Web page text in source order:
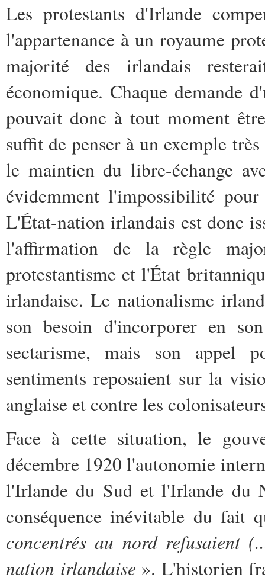
Les protestants d'Irlande
l'appartenance à un royaume
majorité des irlandais
économique. Chaque demande
pouvait donc à tout moment
suffit de penser à un exemple
le maintien du libre-échange
évidemment l'impossibilité
L'État-nation irlandais est donc
l'affirmation de la règle
protestantisme et l'État
irlandaise. Le nationalisme
son besoin d'incorporer en
sectarisme, mais son appel
sentiments reposaient sur la
anglaise et contre les
Face à cette situation, le
décembre 1920 l'autonomie
l'Irlande du Sud et l'Irlande du
conséquence inévitable du fait
concentrés au nord refusaient
nation irlandaise ». L'historien